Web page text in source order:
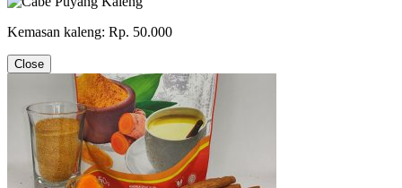
Kemasan kaleng: Rp. 50.000
Close